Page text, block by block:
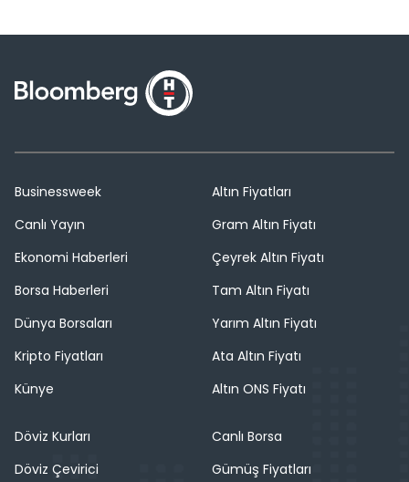
Businessweek
Canlı Yayın
Ekonomi Haberleri
Borsa Haberleri
Dünya Borsaları
Kripto Fiyatları
Künye
Altın Fiyatları
Gram Altın Fiyatı
Çeyrek Altın Fiyatı
Tam Altın Fiyatı
Yarım Altın Fiyatı
Ata Altın Fiyatı
Altın ONS Fiyatı
Döviz Kurları
Döviz Çevirici
Canlı Borsa
Gümüş Fiyatları